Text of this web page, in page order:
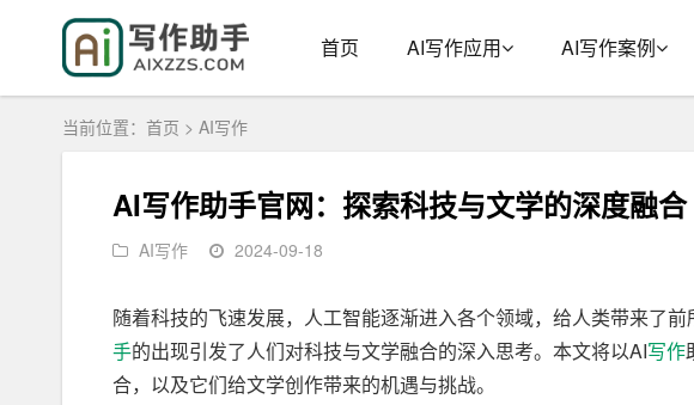
首页 AI写作应用 AI写作案例
当前位置： 首页 > AI写作
AI写作助手官网：探索科技与文学的深度融合
AI写作 2024-09-18
随着科技的飞速发展，人工智能逐渐进入各个领域，给人类带来了
手的出现引发了人们对科技与文学融合的深入思考。本文将以AI写作
合，以及它们给文学创作带来的机遇与挑战。